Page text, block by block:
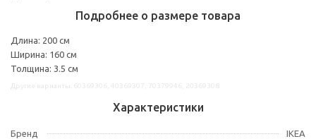
Подробнее о размере товара
Длина: 200 см
Ширина: 160 см
Толщина: 3.5 см
Характеристики
Бренд IKEA